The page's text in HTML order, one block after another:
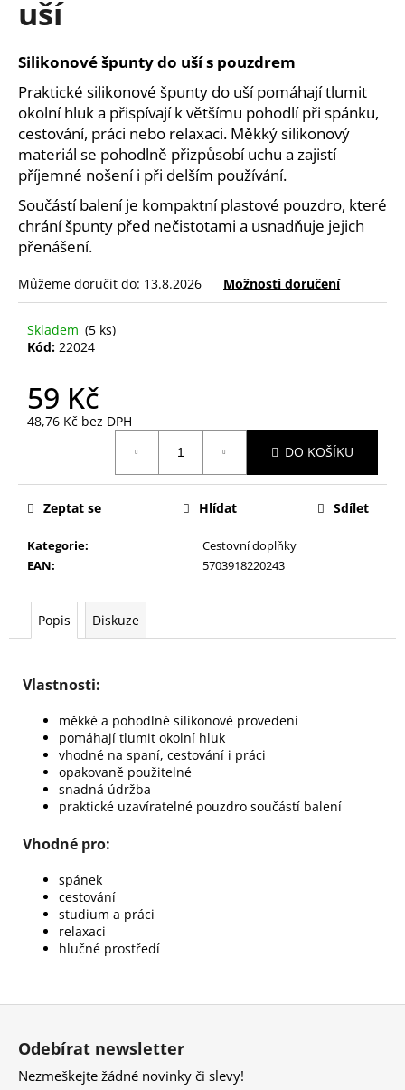
uší
Silikonové špunty do uší s pouzdrem
Praktické silikonové špunty do uší pomáhají tlumit
okolní hluk a přispívají k většímu pohodlí při spánku,
cestování, práci nebo relaxaci. Měkký silikonový
materiál se pohodlně přizpůsobí uchu a zajistí
příjemné nošení i při delším používání.
Součástí balení je kompaktní plastové pouzdro, které
chrání špunty před nečistotami a usnadňuje jejich
přenášení.
Můžeme doručit do: 13.8.2026 Možnosti doručení
Skladem (5 ks)
Kód: 22024
59 Kč
48,76 Kč bez DPH
DO KOŠÍKU
Kategorie:
Cestovní doplňky
EAN: 5703918220243
Zeptat se Hlídat Sdílet
Popis Diskuze
Vlastnosti:
měkké a pohodlné silikonové provedení
pomáhají tlumit okolní hluk
vhodné na spaní, cestování i práci
opakovaně použitelné
snadná údržba
praktické uzavíratelné pouzdro součástí balení
Vhodné pro:
spánek
cestování
studium a práci
relaxaci
hlučné prostředí
a
í
t
?
HLEDAT
D
o
p
o
r
u
u
m
e
HOUBIČKA
NA
UP,
KULATÁ
Z
Odebírat newsletter
Nezmeškejte žádné novinky či slevy!